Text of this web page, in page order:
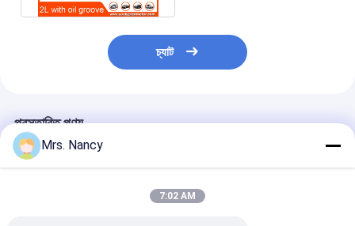
চ্যাট
প্রস্তাবিত পণ্য
Mrs. Nancy
7:02 AM